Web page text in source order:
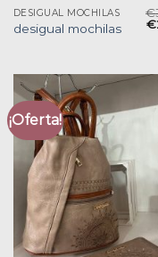
DESIGUAL MOCHILAS
desigual mochilas
€
€
¡Oferta!